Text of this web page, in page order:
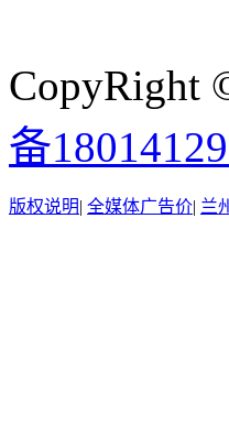
CopyRight
备
版权说明| 全媒体广告价| 兰